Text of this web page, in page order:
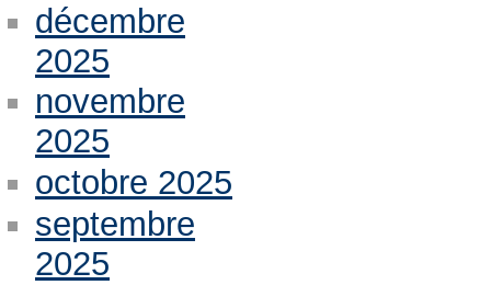
décembre
2025
novembre
2025
octobre 2025
septembre
2025